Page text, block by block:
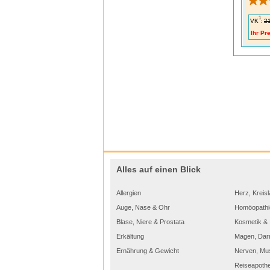
und
4.
VK
1
:
Ihr
Alles auf einen Blick
Allergien
Auge, Nase & Ohr
Blase, Niere & Prostata
Erkältung
Ernährung & Gewicht
Herz,
Kosmetik &
Magen,
Nerven,